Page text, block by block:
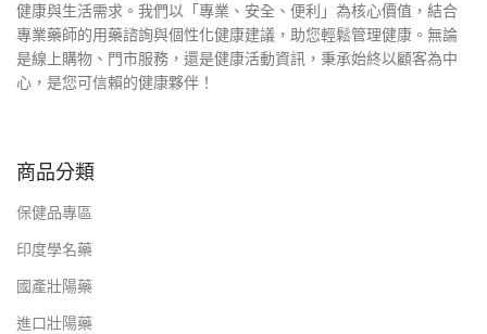
健康與生活需求。我們以「專業、安全、便利」為核心價值，結合
專業藥師的用藥諮詢與個性化健康建議，助您輕鬆管理健康。無論
是線上購物、門市服務，還是健康活動資訊，秉承始終以顧客為中
心，是您可信賴的健康夥伴！
商品分類
保健品專區
印度學名藥
國產壯陽藥
進口壯陽藥